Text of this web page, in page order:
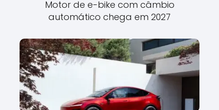
Motor de e-bike com câmbio
automático chega em 2027